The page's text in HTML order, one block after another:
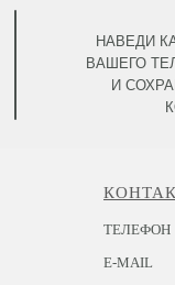
НАВЕДИ
ВАШЕГО
И
ТЕЛЕФОН
E-MAIL